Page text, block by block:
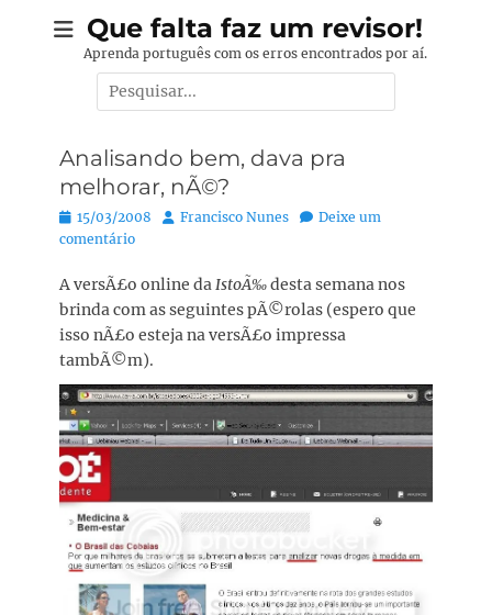
Que falta faz um revisor!
Aprenda português com os erros encontrados por aí.
Pesquisar
por:
Analisando bem, dava pra
melhorar, nÃ©?
Posted
on
15/03/2008 Autor:
Francisco Nunes
Deixe um
comentário
A versÃ£o online daIstoÃ‰desta semana nos
brinda com as seguintes pÃ©rolas (espero que
isso nÃ£o esteja na versÃ£o impressa
tambÃ©m).